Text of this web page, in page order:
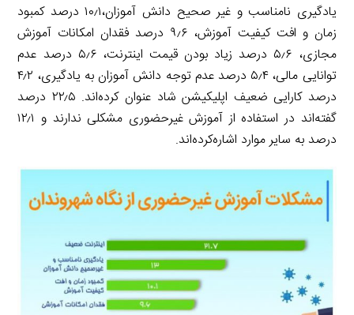
یادگیری نامناسب و غیر صحیح دانش آموزان،۱۰٫۱ درصد کمبود
زمان و افت کیفیت آموزش، ۹٫۶ درصد فقدان امکانات آموزش
مجازی، ۵٫۶ درصد زیاد بودن قیمت اینترنت، ۵٫۶ درصد عدم
توانایی مالی، ۵٫۴ درصد عدم توجه دانش آموزان به یادگیری، ۴٫۲
درصد کارایی ضعیف اپلیکیشن شاد عنوان کرده‌اند. ۲۲٫۵ درصد
گفته‌اند در استفاده از آموزش غیرحضوری مشکلی ندارند و ۱۲٫۱
درصد به سایر موارد اشاره‌کرده‌اند.